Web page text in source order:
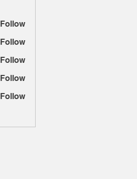
Follow
Follow
Follow
Follow
Follow